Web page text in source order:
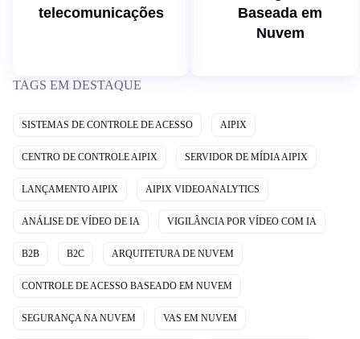
telecomunicações
Baseada em
Nuvem
TAGS EM DESTAQUE
SISTEMAS DE CONTROLE DE ACESSO AIPIX
CENTRO DE CONTROLE AIPIX SERVIDOR DE MÍDIA AIPIX
LANÇAMENTO AIPIX AIPIX VIDEOANALYTICS
ANÁLISE DE VÍDEO DE IA VIGILÂNCIA POR VÍDEO COM IA
B2B B2C ARQUITETURA DE NUVEM
CONTROLE DE ACESSO BASEADO EM NUVEM
SEGURANÇA NA NUVEM VAS EM NUVEM